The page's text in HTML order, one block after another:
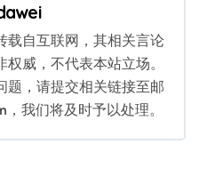
载自互联网，其相关言论
威，不代表本站立场。
题，请提交相关链接至邮
我们将及时予以处理。